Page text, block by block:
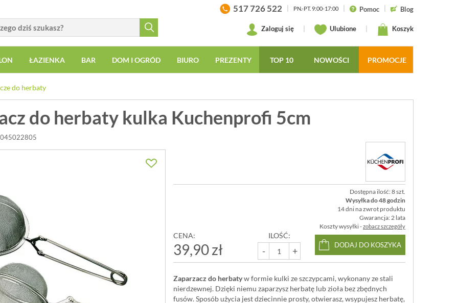
517 726 522 PN.-PT. 9:00-17:00 Pomoc Blog
Zaloguj się Ulubione Koszyk
ŁAZIENKA BAR DOM I OGRÓD BIURO PREZENTY TOP 10 NOWOŚCI PROMOCJE
do herbaty
do herbaty kulka Kuchenprofi 5cm
Dostępna ilość: 8 szt.
Wysyłka do 48 godzin
14 dni na zwrot produktu
Gwarancja: 2 lata
Koszty wysyłki -zobacz szczegóły
CENA:
39,90 zł
ILOŚĆ:
- +
DODAJ DO KOSZYKA
Zaparzacz do herbatyw formie kulki ze szczypcami, wykonany ze stali
nierdzewnej. Dzięki niemu zaparzysz herbatę lub zioła bez zbędnych
fusów. Sposób użycia jest dziecinnie prosty, otwierasz, wsypujesz herbatę,